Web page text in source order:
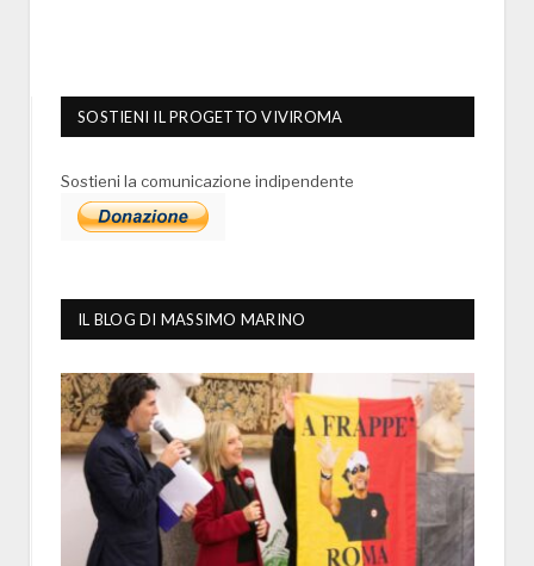
SOSTIENI IL PROGETTO VIVIROMA
Sostieni la comunicazione indipendente
IL BLOG DI MASSIMO MARINO